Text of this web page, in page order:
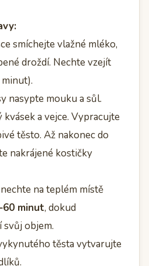
smíchejte vlažné mléko,
droždí. Nechte vzejít
nasypte mouku a sůl.
kvásek a vejce. Vypracujte
těsto. Až nakonec do
nakrájené kostičky
na teplém místě
minut, dokud
svůj objem.
těsta vytvarujte